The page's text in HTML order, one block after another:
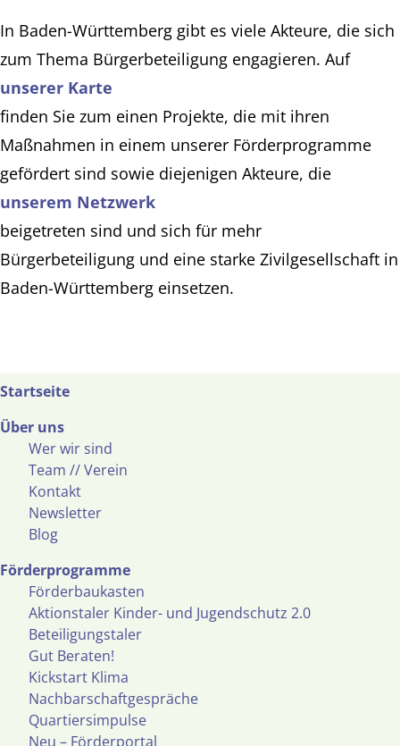
In Baden-Württemberg gibt es viele Akteure, die sich
zum Thema Bürgerbeteiligung engagieren. Auf
unserer Karte
finden Sie zum einen Projekte, die mit ihren
Maßnahmen in einem unserer Förderprogramme
gefördert sind sowie diejenigen Akteure, die
unserem Netzwerk
beigetreten sind und sich für mehr
Bürgerbeteiligung und eine starke Zivilgesellschaft in
Baden-Württemberg einsetzen.
Startseite
Über uns
Wer wir sind
Team // Verein
Kontakt
Newsletter
Blog
Förderprogramme
Förderbaukasten
Aktionstaler Kinder- und Jugendschutz 2.0
Beteiligungstaler
Gut Beraten!
Kickstart Klima
Nachbarschaftgespräche
Quartiersimpulse
Neu – Förderportal